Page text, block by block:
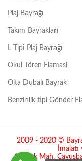
Plaj Bayrağı
Takım Bayrakları
L Tipi Plaj Bayrağı
Okul Tören Flamasi
Olta Dubalı Bayrak
Benzinlik tipi Gönder
2009 - 2020 ©
İmalatı
Atatürk Mah.